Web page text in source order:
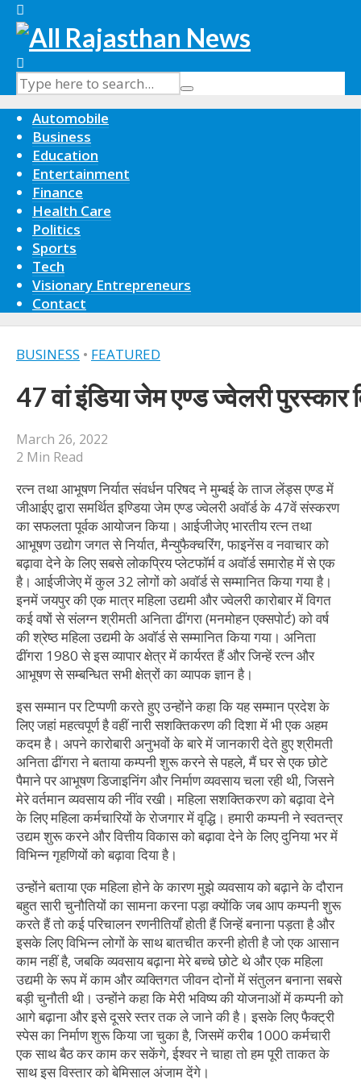
Automobile
Business
Education
Entertainment
Finance
Health Care
Politics
Sports
Tech
Visionary Entrepreneurs
Contact
BUSINESS • FEATURED
47 वां इंडिया जेम एण्ड ज्वेलरी पुरस्कार
March 26, 2022
2 Min Read
रत्न तथा आभूषण निर्यात संवर्धन परिषद ने मुम्बई के ताज लेंड्स एण्ड में
जीआईए द्वारा समर्थित इण्डिया जेम एण्ड ज्वेलरी अवॉर्ड के 47वें संस्करण
का सफलता पूर्वक आयोजन किया। आईजीजेए भारतीय रत्न तथा
आभूषण उद्योग जगत से निर्यात, मैन्युफैक्चरिंग, फाइनेंस व नवाचार को
बढ़ावा देने के लिए सबसे लोकप्रिय प्लेटफॉर्म व अवॉर्ड समारोह में से एक
है। आईजीजेए में कुल 32 लोगों को अवॉर्ड से सम्मानित किया गया है।
इनमें जयपुर की एक मात्र महिला उद्यमी और ज्वेलरी कारोबार में विगत
कई वषों से संलग्न श्रीमती अनिता ढींगरा (मनमोहन एक्सपोर्ट) को वर्ष
की श्रेष्ठ महिला उद्यमी के अवॉर्ड से सम्मानित किया गया। अनिता
ढींगरा 1980 से इस व्यापार क्षेत्र में कार्यरत हैं और जिन्हें रत्न और
आभूषण से सम्बन्धित सभी क्षेत्रों का व्यापक ज्ञान है।
इस सम्मान पर टिप्पणी करते हुए उन्होंने कहा कि यह सम्मान प्रदेश के
लिए जहां महत्वपूर्ण है वहीं नारी सशक्तिकरण की दिशा में भी एक अहम
कदम है। अपने कारोबारी अनुभवों के बारे में जानकारी देते हुए श्रीमती
अनिता ढींगरा ने बताया कम्पनी शुरू करने से पहले, मैं घर से एक छोटे
पैमाने पर आभूषण डिजाइनिंग और निर्माण व्यवसाय चला रही थी, जिसने
मेरे वर्तमान व्यवसाय की नींव रखी। महिला सशक्तिकरण को बढ़ावा देने
के लिए महिला कर्मचारियों के रोजगार में वृद्धि। हमारी कम्पनी ने स्वतन्त्र
उद्यम शुरू करने और वित्तीय विकास को बढ़ावा देने के लिए दुनिया भर में
विभिन्न गृहणियों को बढ़ावा दिया है।
उन्होंने बताया एक महिला होने के कारण मुझे व्यवसाय को बढ़ाने के दौरान
बहुत सारी चुनौतियों का सामना करना पड़ा क्योंकि जब आप कम्पनी शुरू
करते हैं तो कई परिचालन रणनीतियाँ होती हैं जिन्हें बनाना पड़ता है और
इसके लिए विभिन्न लोगों के साथ बातचीत करनी होती है जो एक आसान
काम नहीं है, जबकि व्यवसाय बढ़ाना मेरे बच्चे छोटे थे और एक महिला
उद्यमी के रूप में काम और व्यक्तिगत जीवन दोनों में संतुलन बनाना सबसे
बड़ी चुनौती थी। उन्होंने कहा कि मेरी भविष्य की योजनाओं में कम्पनी को
आगे बढ़ाना और इसे दूसरे स्तर तक ले जाने की है। इसके लिए फैक्ट्री
स्पेस का निर्माण शुरू किया जा चुका है, जिसमें करीब 1000 कर्मचारी
एक साथ बैठ कर काम कर सकेंगे, ईश्वर ने चाहा तो हम पूरी ताकत के
साथ इस विस्तार को बेमिसाल अंजाम देंगे।